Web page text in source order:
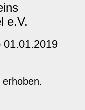
e.V.
01.01.2019